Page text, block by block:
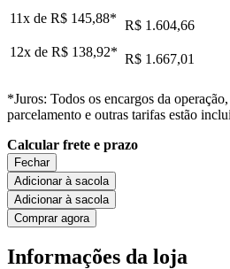
11x de R$ 145,88* R$ 1.604,66
12x de R$ 138,92* R$ 1.667,01
*Juros: Todos os encargos da
parcelamento e outras tarifas estão
Calcular frete e prazo
Fechar
Adicionar à sacola
Adicionar à sacola
Comprar agora
Informações da loja